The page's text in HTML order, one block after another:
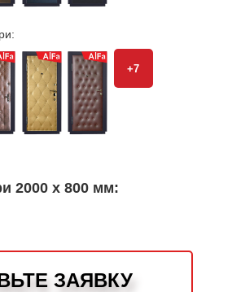
+7
2000 х 800 мм:
ЗАЯВКУ